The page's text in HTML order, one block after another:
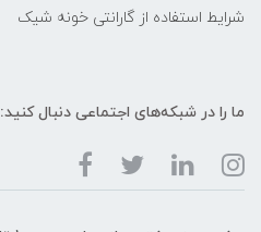
شرایط استفاده از گارانتی خونه شیک
ما را در شبکه‌های اجتماعی دنبال کنید: